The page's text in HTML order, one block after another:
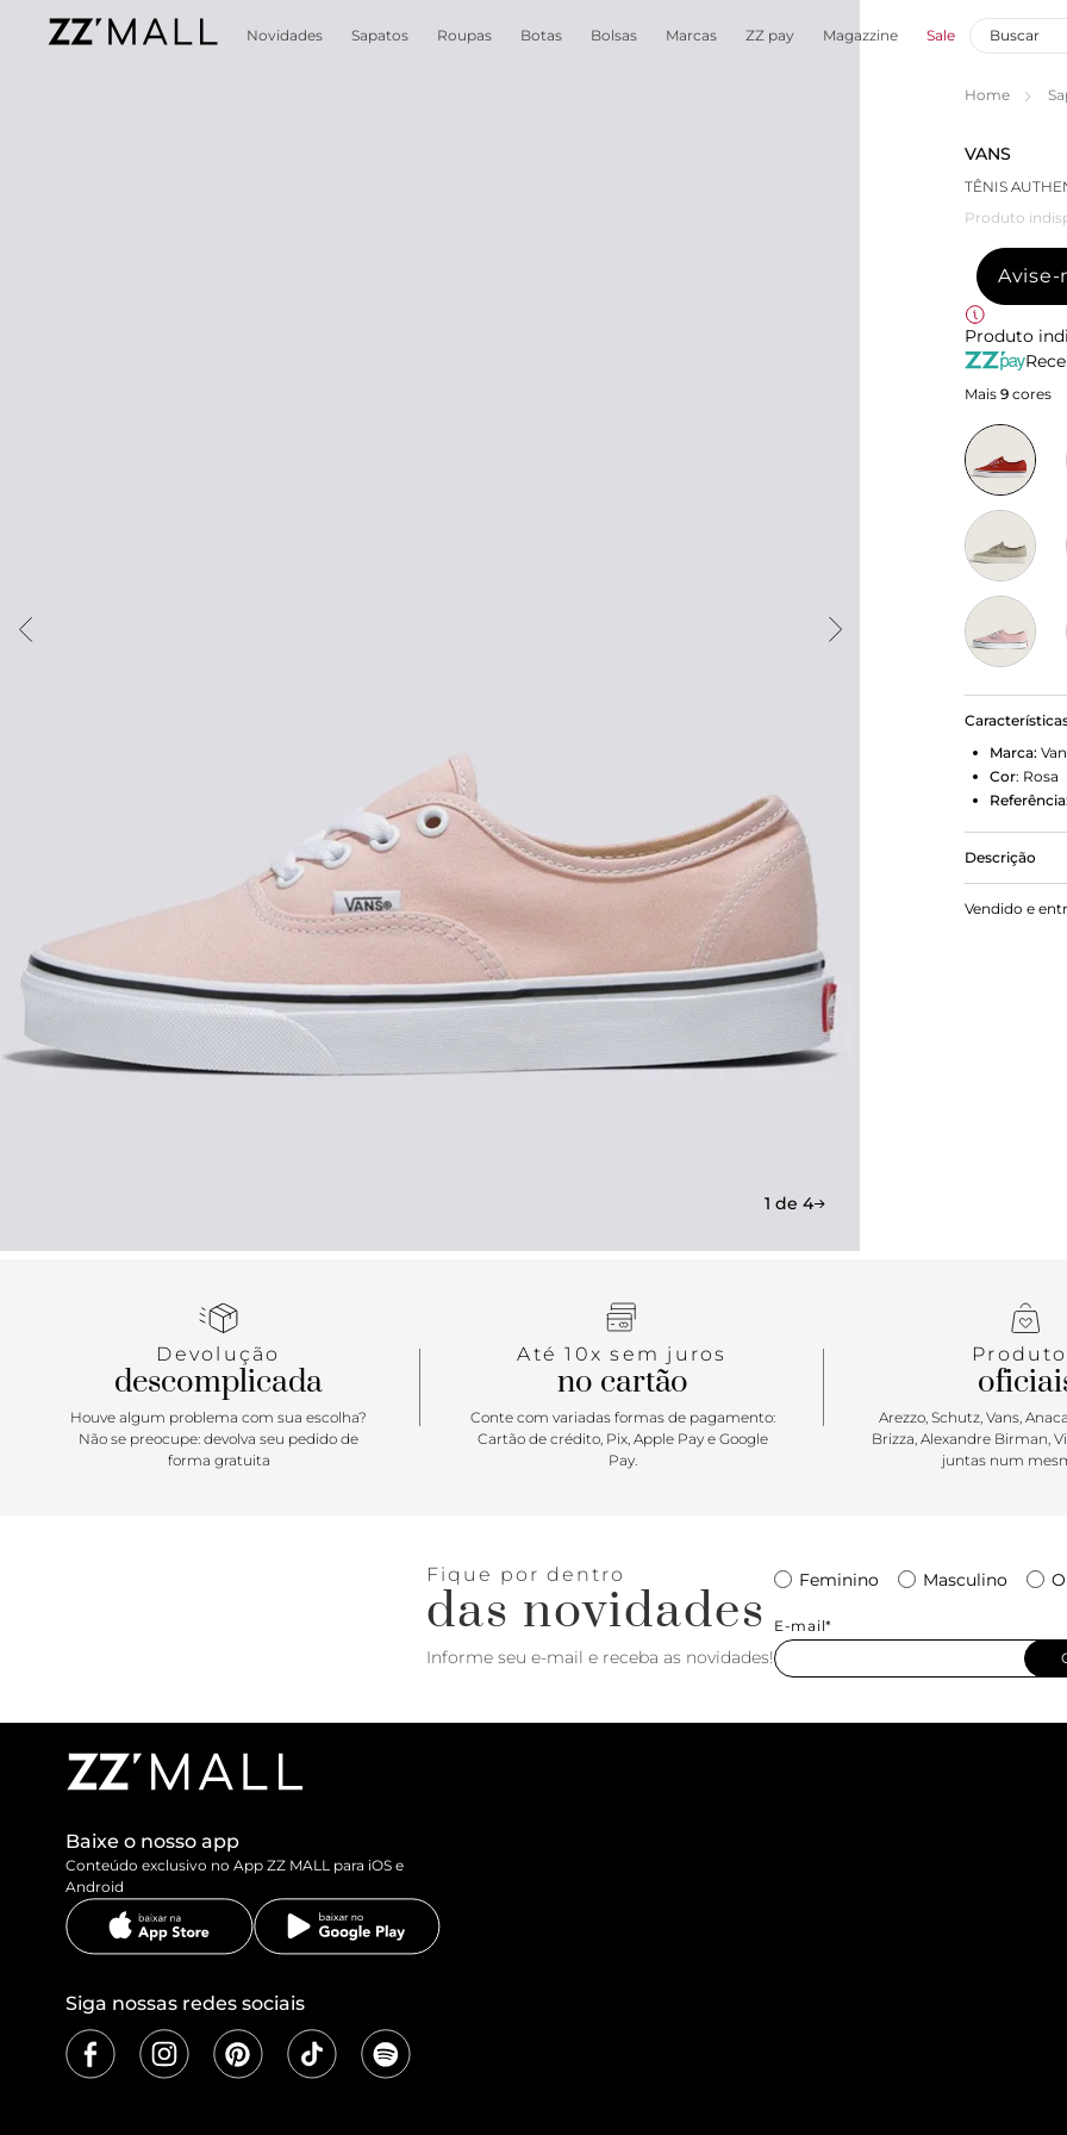
Novidades Sapatos Roupas Botas Bolsas Marcas ZZ pay Magazzine Sale
1 de 4
Home
VANS
TÊNIS
Produto
Avise-
Produto
Mais 9 cores
Marca:
Cor: Rosa
Referência:
Descrição
O tênis
legítimo
Vendido e
Devolução
descomplicada
Houve algum problema com sua escolha?
Não se preocupe: devolva seu pedido de
forma gratuita
Até 10x sem juros
no cartão
Conte com variadas formas de pagamento:
Cartão de crédito, Pix, Apple Pay e Google
Pay.
Arezzo, Schutz, Vans,
Brizza, Alexandre Birman,
juntas num
Fique por dentro
das novidades
Informe seu e-mail e receba as novidades!
Feminino Masculino
E-mail*
Baixe o nosso app
Conteúdo exclusivo no App ZZ MALL para iOS e
Android
Siga nossas redes sociais